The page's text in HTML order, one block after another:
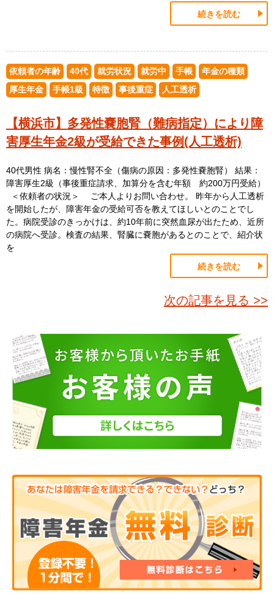
続きを読む
依頼者の年齢 40代 就労状況 就労中 手帳
年金の種類
厚生年金
手帳1級 特徴 事後重症 人工透析
【横浜市】多発性嚢胞腎（難病指定）により障
害厚生年金2級が受給できた事例(人工透析)
40代男性 病名：慢性腎不全（傷病の原因：多発性嚢胞腎） 結果：
障害厚生2級（事後重症請求、加算分を含む年額 約200万円受給）
＜依頼者の状況＞ ご本人よりお問い合わせ。 昨年から人工透析
を開始したが、障害年金の受給可否を教えてほしいとのことでし
た。病院受診のきっかけは、約10年前に突然血尿が出たため、近所
の病院へ受診。検査の結果、腎臓に嚢胞があるとのことで、紹介状
を
続きを読む
次の記事を見る >>